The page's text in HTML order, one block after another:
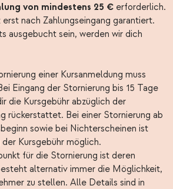
von mindestens 25 € erforderlich.
nach Zahlungseingang garantiert.
ausgebucht sein, werden wir dich
einer Kursanmeldung muss
Eingang der Stornierung bis 15 Tage
die Kursgebühr abzüglich der
rückerstattet. Bei einer Stornierung ab
sowie bei Nichterscheinen ist
Kursgebühr möglich.
für die Stornierung ist deren
alternativ immer die Möglichkeit,
zu stellen. Alle Details sind in